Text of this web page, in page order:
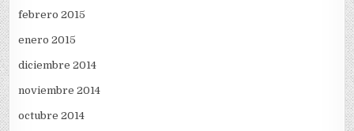
febrero 2015
enero 2015
diciembre 2014
noviembre 2014
octubre 2014